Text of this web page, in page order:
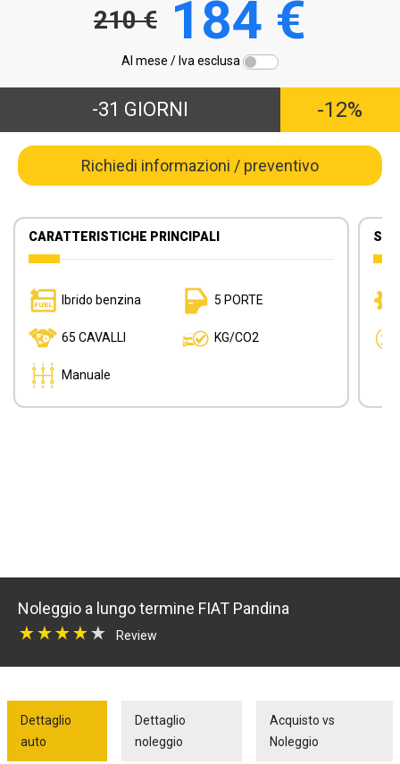
210 € 184 €
Al mese / Iva esclusa
-31 GIORNI -12%
Richiedi informazioni / preventivo
CARATTERISTICHE PRINCIPALI
Ibrido benzina 5 PORTE
65 CAVALLI KG/CO2
Manuale
Noleggio a lungo termine FIAT Pandina
Review
Dettaglio
auto
Dettaglio
noleggio
Acquisto vs
Noleggio